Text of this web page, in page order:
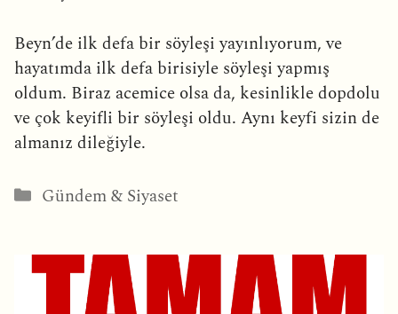
Beyn’de ilk defa bir söyleşi yayınlıyorum, ve
hayatımda ilk defa birisiyle söyleşi yapmış
oldum. Biraz acemice olsa da, kesinlikle dopdolu
ve çok keyifli bir söyleşi oldu. Aynı keyfi sizin de
almanız dileğiyle.
Kategoriler
Gündem & Siyaset